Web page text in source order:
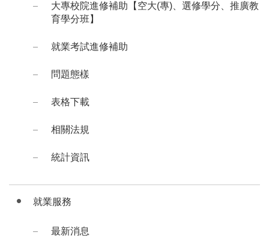
大專校院進修補助【空大(專)、選修學分、推廣教
育學分班】
就業考試進修補助
問題態樣
表格下載
相關法規
統計資訊
就業服務
最新消息